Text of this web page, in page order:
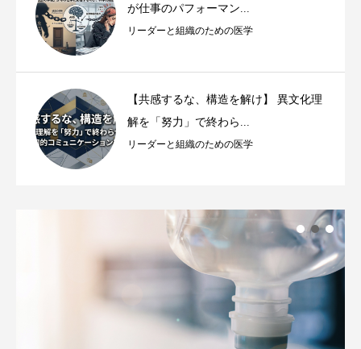
が仕事のパフォーマン...
リーダーと組織のための医学
【共感するな、構造を解け】 異文化理
解を「努力」で終わら...
リーダーと組織のための医学